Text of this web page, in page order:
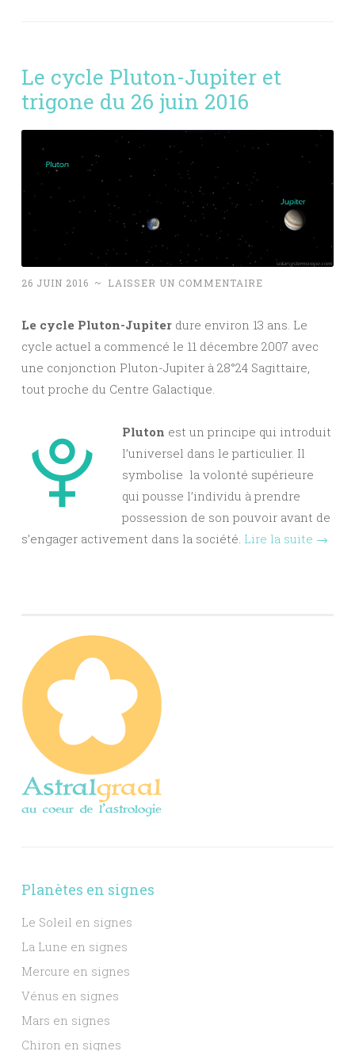
Le cycle Pluton-Jupiter et
trigone du 26 juin 2016
26 JUIN 2016 ~ LAISSER UN COMMENTAIRE
Le cycle Pluton-Jupiter dure environ 13 ans. Le
cycle actuel a commencé le 11 décembre 2007 avec
une conjonction Pluton-Jupiter à 28°24 Sagittaire,
tout proche du Centre Galactique.
Pluton est un principe qui introduit
l’universel dans le particulier. Il
symbolise la volonté supérieure
qui pousse l’individu à prendre
possession de son pouvoir avant de
s’engager activement dans la société. Lire la suite →
Planètes en signes
Le Soleil en signes
La Lune en signes
Mercure en signes
Vénus en signes
Mars en signes
Chiron en signes